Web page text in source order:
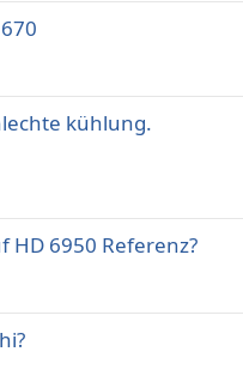
kühlung.
HD 6950 Referenz?